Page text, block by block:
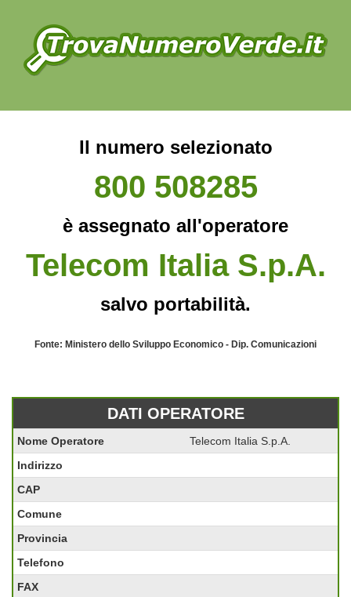
Il numero selezionato
800 508285
è assegnato all'operatore
Telecom Italia S.p.A.
salvo portabilità.
Fonte: Ministero dello Sviluppo Economico - Dip. Comunicazioni
DATI OPERATORE
Nome Operatore
Telecom Italia S.p.A.
Indirizzo
CAP
Comune
Provincia
Telefono
FAX